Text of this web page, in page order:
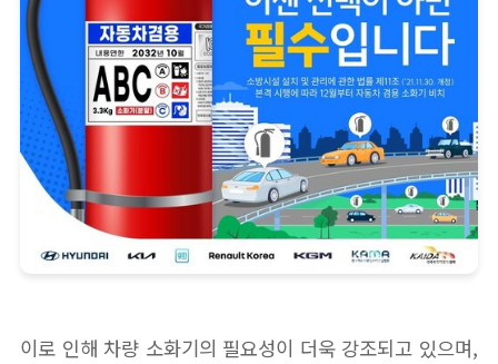
이로 인해 차량 소화기의 필요성이 더욱 강조되고 있으며,